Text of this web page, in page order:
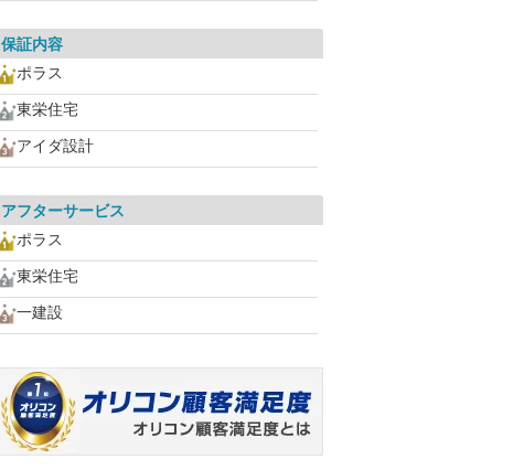
保証内容
ポラス
東栄住宅
アイダ設計
アフターサービス
ポラス
東栄住宅
一建設